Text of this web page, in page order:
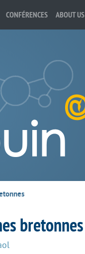
CONFÉRENCES ABOUT US
bretonnes